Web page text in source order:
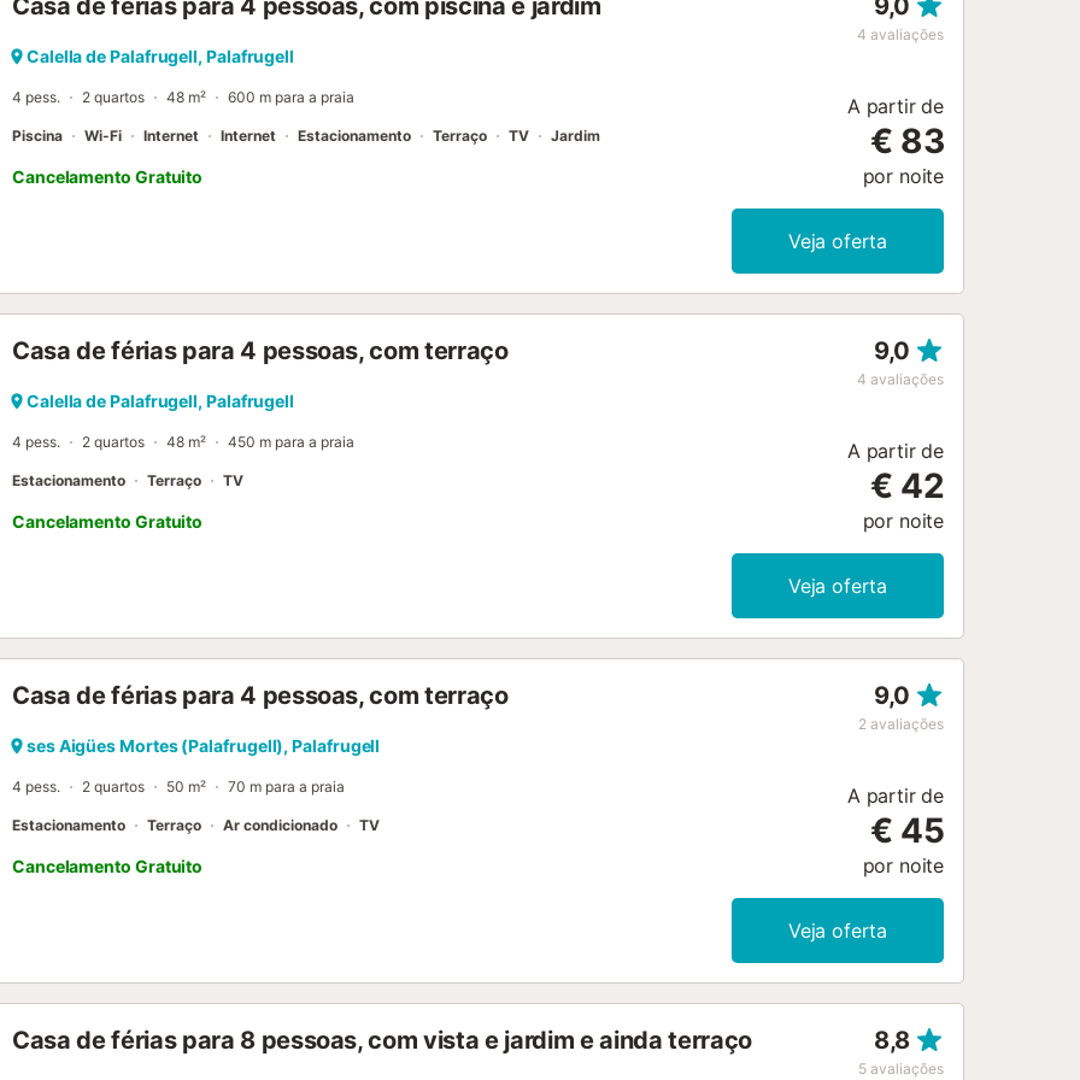
infrastructures vous attendent : Aire de jeux pour enfants Terrain multisports Tables de ping-pong Salle
tournois sportifs ou encore soirées festives en haute saison (concerts, spectacles, mini-disco). Services
emporter Boulangerie et supérette Bar convivial pour vos soirées Laverie,...
Casa de férias para 4 pessoas, com piscina e jardim 9,0
4 avaliações
Calella de Palafrugell, Palafrugell
4 pess. 2 quartos 48 m² 600 m para a praia
Piscina Wi-Fi Internet Internet Estacionamento Terraço TV Jardim
Cancelamento Gratuito
A partir de
€ 83
por noite
Veja oferta
Casa de férias para 4 pessoas, com terraço 9,0
4 avaliações
Calella de Palafrugell, Palafrugell
4 pess. 2 quartos 48 m² 450 m para a praia
Estacionamento Terraço TV
Cancelamento Gratuito
A partir de
€ 42
por noite
Veja oferta
Casa de férias para 4 pessoas, com terraço 9,0
2 avaliações
ses Aigües Mortes (Palafrugell), Palafrugell
4 pess. 2 quartos 50 m² 70 m para a praia
Estacionamento Terraço Ar condicionado TV
Cancelamento Gratuito
A partir de
€ 45
por noite
Veja oferta
Casa de férias para 8 pessoas, com vista e jardim e ainda terraço 8,8
5 avaliações